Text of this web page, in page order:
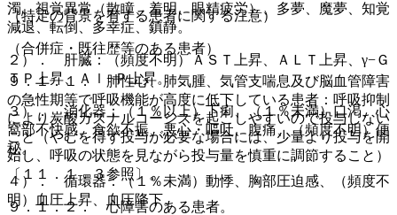
（特定の背景を有する患者に関する注意）
（合併症・既往歴等のある患者）
９．１．１． 肺性心、肺気腫、気管支喘息及び脳血管障害
の急性期等で呼吸機能が高度に低下している患者：呼吸抑制
により炭酸ガスナルコーシスを起こしやすいので投与しない
こと（やむを得ず投与が必要な場合には、少量より投与を開
始し、呼吸の状態を見ながら投与量を慎重に調節すること）
〔１１．１．３参照〕。
９．１．２． 心障害のある患者。
濁、視覚異常（散瞳、羞明、眼精疲労）、多夢、魔夢、知覚
減退、転倒、多幸症、鎮静。
２）． 肝臓：（頻度不明）ＡＳＴ上昇、ＡＬＴ上昇、γ−Ｇ
ＴＰ上昇、Ａｌ−Ｐ上昇。
３）． 消化器：（１％以上）下痢、（１％未満）口渇、心
窩部不快感、食欲不振、悪心・嘔吐、腹痛、（頻度不明）便
秘。
４）． 循環器：（１％未満）動悸、胸部圧迫感、（頻度不
明）血圧上昇、血圧降下。